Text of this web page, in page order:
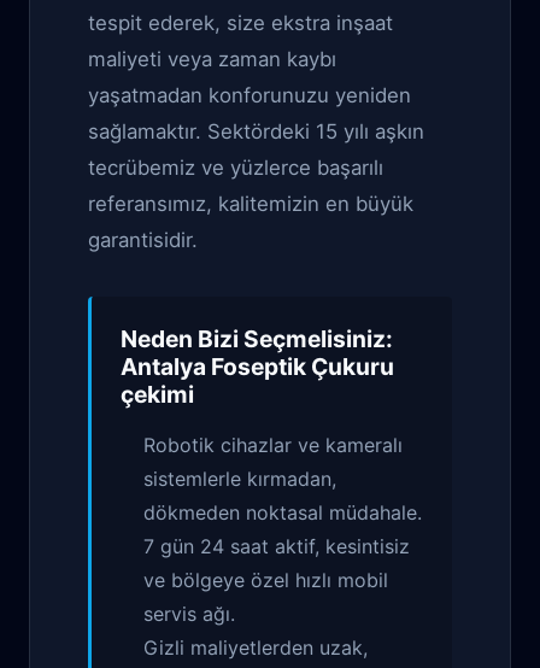
tespit ederek, size ekstra inşaat
maliyeti veya zaman kaybı
yaşatmadan konforunuzu yeniden
sağlamaktır. Sektördeki 15 yılı aşkın
tecrübemiz ve yüzlerce başarılı
referansımız, kalitemizin en büyük
garantisidir.
Neden Bizi Seçmelisiniz:
Antalya Foseptik Çukuru
çekimi
Robotik cihazlar ve kameralı
sistemlerle kırmadan,
dökmeden noktasal müdahale.
7 gün 24 saat aktif, kesintisiz
ve bölgeye özel hızlı mobil
servis ağı.
Gizli maliyetlerden uzak,